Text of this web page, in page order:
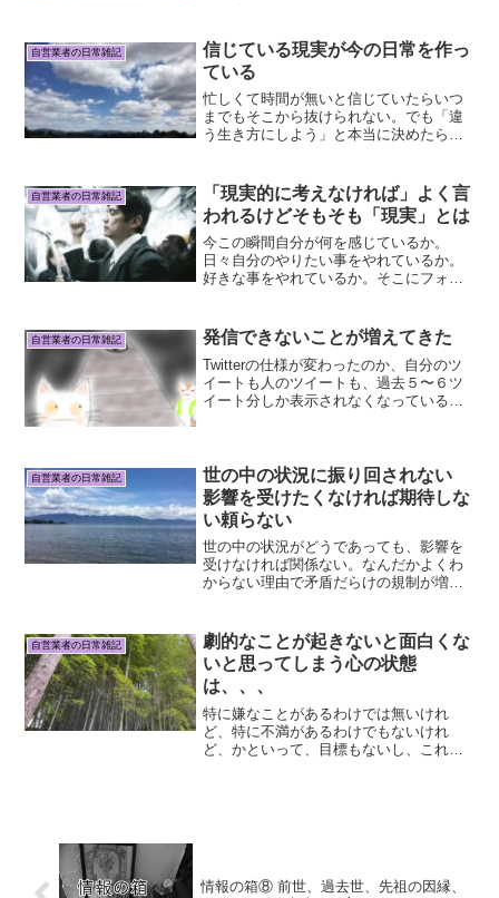
った。めちゃくちゃ嬉しい。今は毎日が
幸せ。大きな出費(家賃と...
自営業者の日常雑記
信じている現実が今の日常を作っ
ている
忙しくて時間が無いと信じていたらいつ
までもそこから抜けられない。でも「違
う生き方にしよう」と本当に決めたらそ
てたり、合わないと思ったら離れる生き
方をしている人が増えてき...
自営業者の日常雑記
「現実的に考えなければ」よく言
われるけどそもそも「現実」とは
今この瞬間自分が何を感じているか。
日々自分のやりたい事をやれているか。
好きな事をやれているか。そこにフォー
かかるのに、何を言っているのかという
感じで。人間は生きていれば...
自営業者の日常雑記 発信できないことが増えてきた
Twitterの仕様が変わったのか、自分のツ
イートも人のツイートも、過去５〜６ツ
イート分しか表示されなくなっている。
もうと思ってリツ...
自営業者の日常雑記
世の中の状況に振り回されない
影響を受けたくなければ期待しな
い頼らない
世の中の状況がどうであっても、影響を
受けなければ関係ない。なんだかよくわ
からない理由で矛盾だらけの規制が増え
てそのころ習慣となった「生活様式」だ
けが今も残っている部分も...
自営業者の日常雑記
劇的なことが起きないと面白くな
いと思ってしまう心の状態
は、、、
特に嫌なことがあるわけでは無いけれ
ど、特に不満があるわけでもないけれ
ど、かといって、目標もないし、これと
情報の箱⑧ 前世、過去世、先祖の因縁、